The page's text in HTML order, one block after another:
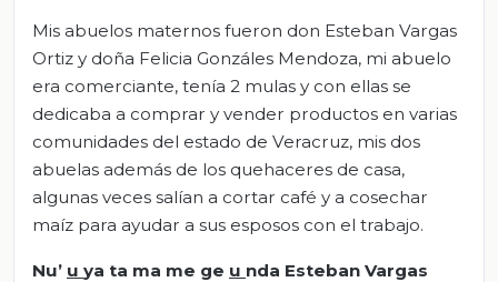
Mis abuelos maternos fueron don Esteban Vargas
Ortiz y doña Felicia Gonzáles Mendoza, mi abuelo
era comerciante, tenía 2 mulas y con ellas se
dedicaba a comprar y vender productos en varias
comunidades del estado de Veracruz, mis dos
abuelas además de los quehaceres de casa,
algunas veces salían a cortar café y a cosechar
maíz para ayudar a sus esposos con el trabajo.
Nu’ u ya ta ma me ge u nda Esteban Vargas